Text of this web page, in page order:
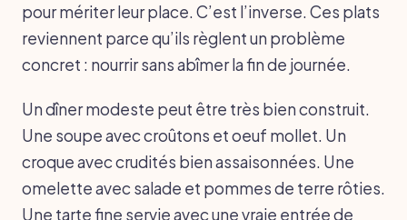
pour mériter leur place. C’est l’inverse. Ces plats
reviennent parce qu’ils règlent un problème
concret : nourrir sans abîmer la fin de journée.
Un dîner modeste peut être très bien construit.
Une soupe avec croûtons et oeuf mollet. Un
croque avec crudités bien assaisonnées. Une
omelette avec salade et pommes de terre rôties.
Une tarte fine servie avec une vraie entrée de